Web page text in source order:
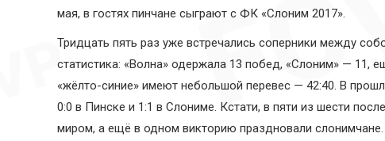
мая, в гостях пинчане сыграют с ФК «Слоним 2017».
Тридцать пять раз уже встречались соперники между
статистика: «Волна» одержала 13 побед, «Слоним» — 11,
«жёлто-синие» имеют небольшой перевес — 42:40. В
0:0 в Пинске и 1:1 в Слониме. Кстати, в пяти из шести
миром, а ещё в одном викторию праздновали